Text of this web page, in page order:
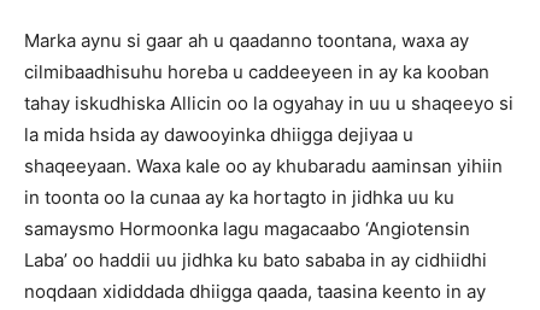
Marka aynu si gaar ah u qaadanno toontana, waxa ay
cilmibaadhisuhu horeba u caddeeyeen in ay ka kooban
tahay iskudhiska Allicin oo la ogyahay in uu u shaqeeyo si
la mida hsida ay dawooyinka dhiigga dejiyaa u
shaqeeyaan. Waxa kale oo ay khubaradu aaminsan yihiin
in toonta oo la cunaa ay ka hortagto in jidhka uu ku
samaysmo Hormoonka lagu magacaabo ‘Angiotensin
Laba’ oo haddii uu jidhka ku bato sababa in ay cidhiidhi
noqdaan xididdada dhiigga qaada, taasina keento in ay